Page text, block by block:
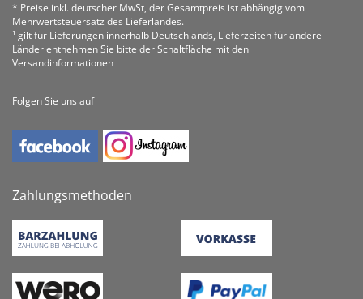
* Preise inkl. deutscher MwSt, der Gesamtpreis ist abhängig vom
Mehrwertsteuersatz des Lieferlandes.
¹ gilt für Lieferungen innerhalb Deutschlands, Lieferzeiten für andere
Länder entnehmen Sie bitte der Schaltfläche mit den
Versandinformationen
Folgen Sie uns auf
Zahlungsmethoden